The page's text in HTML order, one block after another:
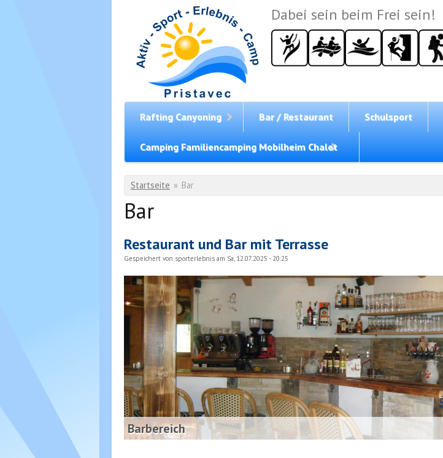
Dabei sein beim Frei sein!
Rafting Canyoning Bar / Restaurant Schulsport
Camping Familiencamping Mobilheim Chalet
Sie sind hier
Startseite » Bar
Bar
Restaurant und Bar mit Terrasse
Gespeichert von sporterlebnis am Sa, 12.07.2025 - 20:25
Barbereich